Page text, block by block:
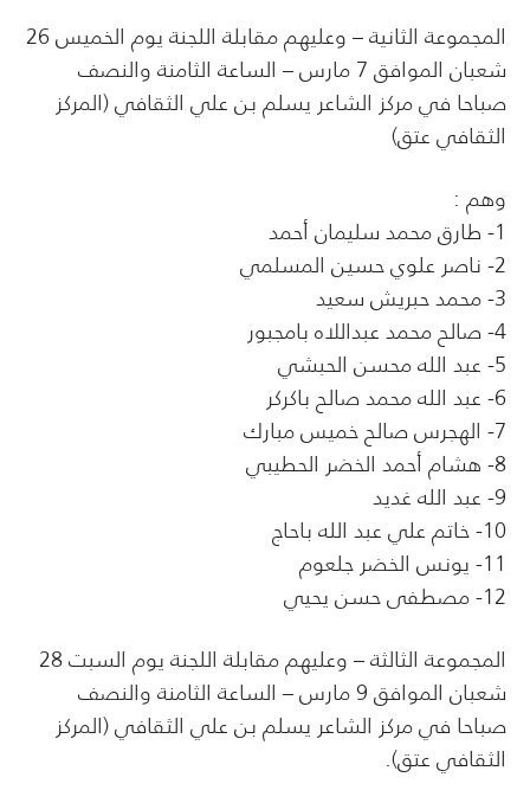
المجموعة الثانية – وعليهم مقابلة اللجنة يوم الخميس 26
شعبان الموافق 7 مارس – الساعة الثامنة والنصف
صباحا في مركز الشاعر يسلم بن علي الثقافي (المركز
الثقافي عتق)
وهم :
1- طارق محمد سليمان أحمد
2- ناصر علوي حسين المسلمي
3- محمد حبريش سعيد
4- صالح محمد عبداللاه بامجبور
5- عبد الله محسن الحبشي
6- عبد الله محمد صالح باكركر
7- الهجرس صالح خميس مبارك
8- هشام أحمد الخضر الحطيبي
9- عبد الله غديد
10- خاتم علي عبد الله باحاج
11- يونس الخضر جلعوم
12- مصطفى حسن يحيي
المجموعة الثالثة – وعليهم مقابلة اللجنة يوم السبت 28
شعبان الموافق 9 مارس – الساعة الثامنة والنصف
صباحا في مركز الشاعر يسلم بن علي الثقافي (المركز
الثقافي عتق).